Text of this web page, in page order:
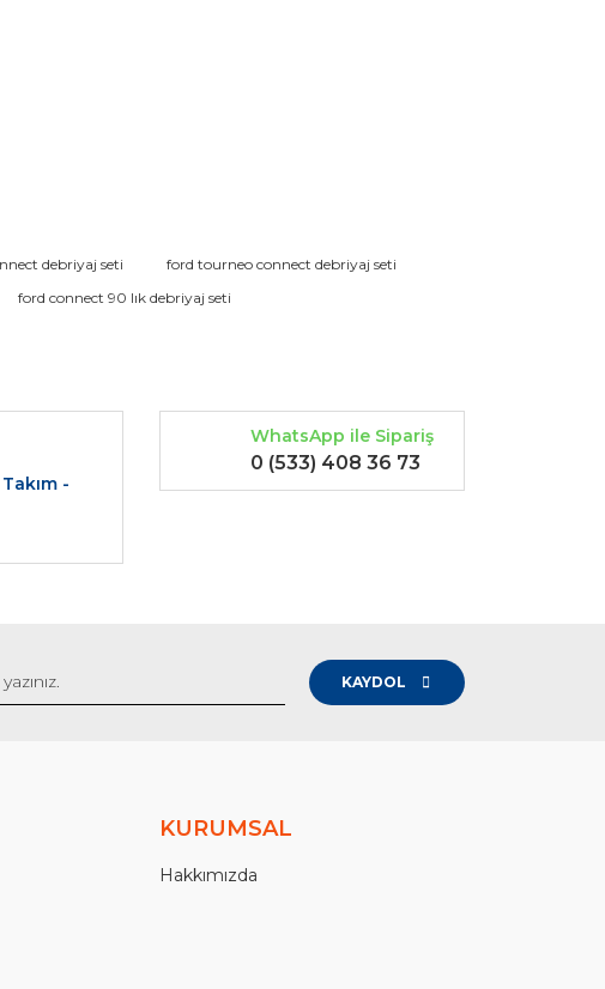
kullanarak tarafımıza iletebilirsiniz.
debriyaj seti
ford tourneo connect debriyaj seti
ford connect 90 lık debriyaj seti
-
WhatsApp ile Sipariş
0 (533) 408 36 73
KAYDOL
KURUMSAL
Hakkımızda